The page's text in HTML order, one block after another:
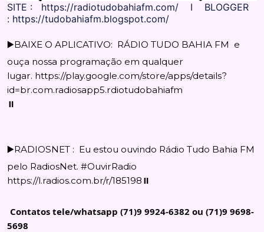
SITE : https://radiotudobahiafm.com/ I BLOGGER
: https://tudobahiafm.blogspot.com/
▶️BAIXE O APLICATIVO: RÁDIO TUDO BAHIA FM e
ouça nossa programação em qualquer
lugar. https://play.google.com/store/apps/details?
id=br.com.radiosapp5.rdiotudobahiafm
⏸️
▶️RADIOSNET : Eu estou ouvindo Rádio Tudo Bahia FM
pelo RadiosNet. #OuvirRadio
https://l.radios.com.br/r/185198⏸️
Contatos tele/whatsapp (71)9 9924-6382 ou (71)9 9698-
5698